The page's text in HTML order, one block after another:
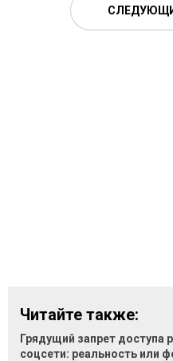
Читайте также:
Грядущий запрет доступа
соцсети: реальность или